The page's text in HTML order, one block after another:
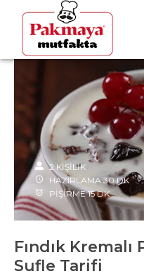
2 KİŞİLİK
HAZIRLAMA 30 DK
PİŞİRME 15 DK
Fındık Kremalı
Sufle Tarifi